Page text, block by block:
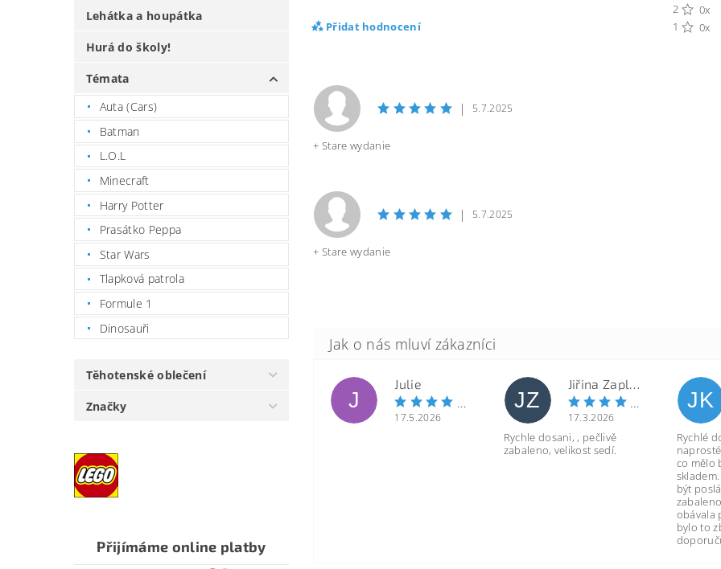
Lehátka a houpátka
Hurá do školy!
Témata
Auta (Cars)
Batman
L.O.L
Minecraft
Harry Potter
Prasátko Peppa
Star Wars
Tlapková patrola
Formule 1
Dinosauři
Těhotenské oblečení
Značky
Přijímáme online platby
Přidat hodnocení
2
0x
1
0x
| 5.7.2025
+ Stare wydanie
| 5.7.2025
+ Stare wydanie
J
Julie
17.5.2026
JZ
Jiřina Zapletalová
17.3.2026
Rychle dosani, , pečlivě
zabaleno, velikost sedí.
JK
Rychlé
co mělo
být
obávala
bylo to